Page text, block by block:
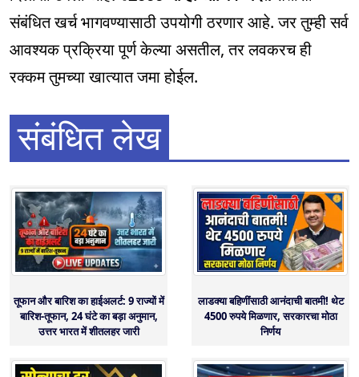
संबंधित खर्च भागवण्यासाठी उपयोगी ठरणार आहे. जर तुम्ही सर्व
आवश्यक प्रक्रिया पूर्ण केल्या असतील, तर लवकरच ही
रक्कम तुमच्या खात्यात जमा होईल.
संबंधित लेख
तूफान और बारिश का हाईअलर्ट: 9 राज्यों में
बारिश-तूफान, 24 घंटे का बड़ा अनुमान,
उत्तर भारत में शीतलहर जारी
लाडक्या बहिणींसाठी आनंदाची बातमी! थेट
4500 रुपये मिळणार, सरकारचा मोठा
निर्णय